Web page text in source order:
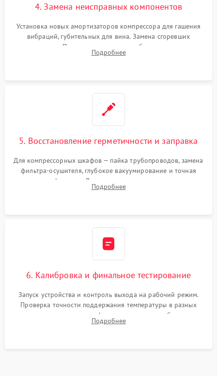
4. Замена неисправных компонентов
Установка новых амортизаторов компрессора для гашения
вибраций, губительных для вина. Замена сгоревших
элементов Пельтье, вентиляторов обдува, угольных
фильтров или поврежденных уплотнителей дверцы.
Подробнее
5. Восстановление герметичности и заправка
Для компрессорных шкафов — пайка трубопроводов, замена
фильтра-осушителя, глубокое вакуумирование и точная
заправка фреоном. Для термоэлектрических — замена
термопасты и герметизация охлаждающего блока.
Подробнее
6. Калибровка и финальное тестирование
Запуск устройства и контроль выхода на рабочий режим.
Проверка точности поддержания температуры в разных
климатических зонах шкафа, оценка уровня стабильности
влажности и полного отсутствия вибраций корпуса.
Подробнее